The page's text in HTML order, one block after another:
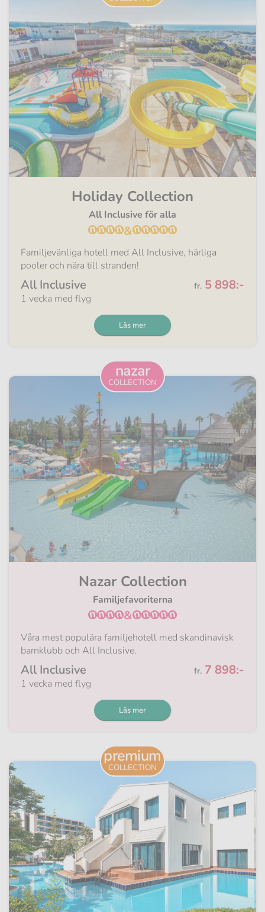
Holiday Collection
All Inclusive för alla
&
Familjevänliga hotell med All Inclusive, härliga
pooler och nära till stranden!
All Inclusive Från
fr. 5 898:-
1 vecka med flyg
Läs mer
nazar
COLLECTION
Nazar Collection
Familjefavoriterna
&
Våra mest populära familjehotell med skandinavisk
barnklubb och All Inclusive.
All Inclusive Från
fr. 7 898:-
1 vecka med flyg
Läs mer
premium
COLLECTION